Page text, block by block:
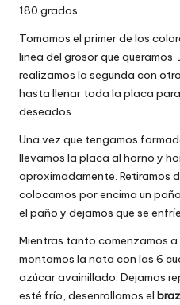
180 grados.
Tomamos el primer de los
linea del grosor que queramos.
realizamos la segunda con
hasta llenar toda la placa
deseados.
Una vez que tengamos
llevamos la placa al horno y
aproximadamente. Retiramos
colocamos por encima un
el paño y dejamos que se
Mientras tanto comenzamos
montamos la nata con las 6
azúcaravainillado. Dejamos
esté frío, desenrollamos el